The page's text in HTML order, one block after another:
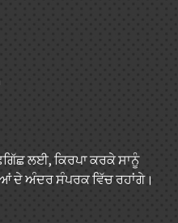
ਲਈ, ਕਿਰਪਾ ਕਰਕੇ ਸਾਨੂੰ
ਦੇ ਅੰਦਰ ਸੰਪਰਕ ਵਿੱਚ ਰਹਾਂਗੇ।